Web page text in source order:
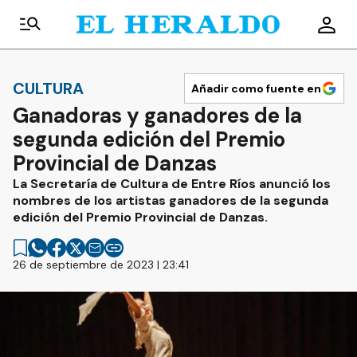
CULTURA Añadir como fuente en
Ganadoras y ganadores de la
segunda edición del Premio
Provincial de Danzas
La Secretaría de Cultura de Entre Ríos anunció los
nombres de los artistas ganadores de la segunda
edición del Premio Provincial de Danzas.
26 de septiembre de 2023 | 23:41